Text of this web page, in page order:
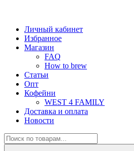
Личный кабинет
Избранное
Магазин
FAQ
How to brew
Статьи
Опт
Кофейни
WEST 4 FAMILY
Доставка и оплата
Новости